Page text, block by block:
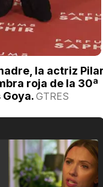
la actriz
roja de la 30ª
GTRES